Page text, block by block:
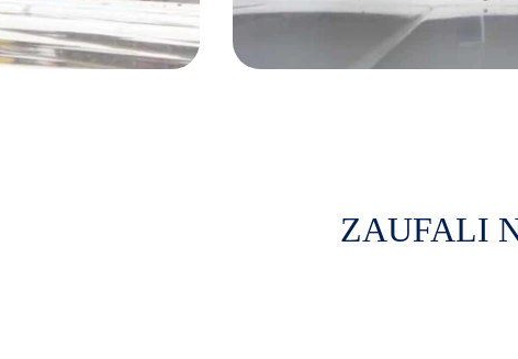
ZAUFALI